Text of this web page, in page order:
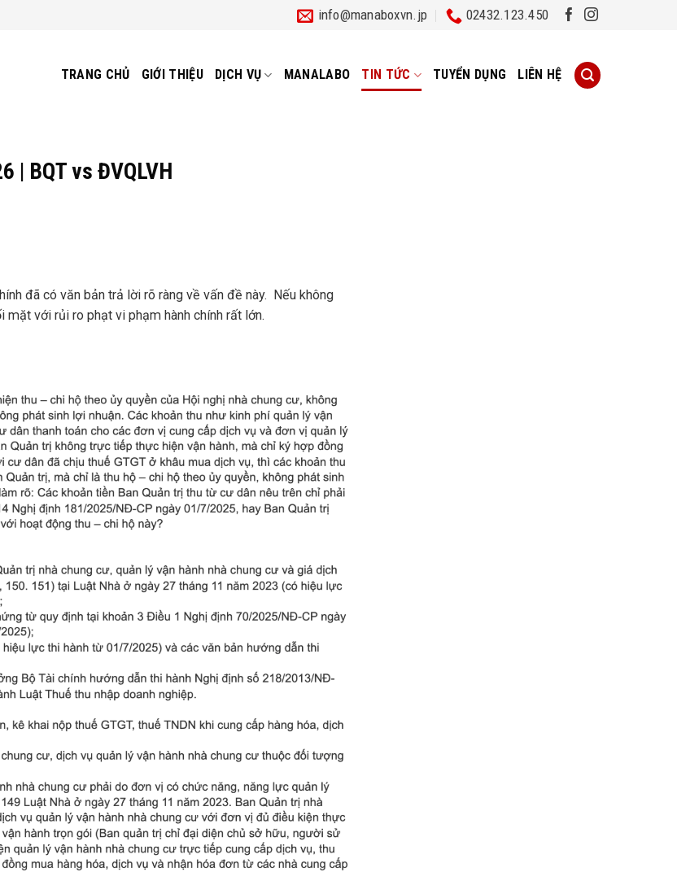
info@manaboxvn.jp 02432.123.450
TRANG CHỦ GIỚI THIỆU DỊCH VỤ MANALABO TIN TỨC TUYỂN DỤNG LIÊN HỆ
| BQT vs ĐVQLVH
đã có văn bản trả lời rõ ràng về vấn đề này. Nếu không
với rủi ro phạt vi phạm hành chính rất lớn.